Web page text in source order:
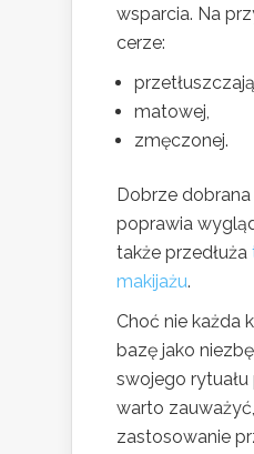
wsparcia. Na
cerze:
matowej,
zmęczonej.
Dobrze
poprawia
także przedłuża
makijażu.
Choć nie każda
bazę jako
swojego rytuału
warto
zastosowanie